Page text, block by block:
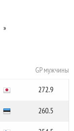
GP мужчины
272.9
260.5